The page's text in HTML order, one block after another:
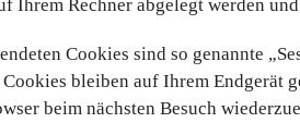
Ihrem Rechner abgelegt werden
Cookies sind so genannte
bleiben auf Ihrem Endgerät
beim nächsten Besuch